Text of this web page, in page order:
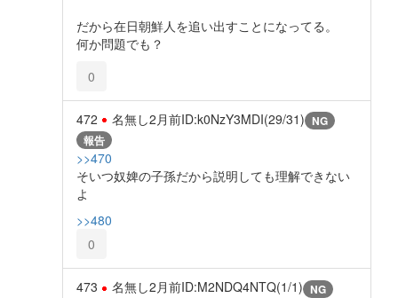
だから在日朝鮮人を追い出すことになってる。
何か問題でも？
0
472 名無し2月前ID:k0NzY3MDI(29/31) NG
報告
>>470
そいつ奴婢の子孫だから説明しても理解できない
よ
>>480
0
473 名無し2月前ID:M2NDQ4NTQ(1/1) NG